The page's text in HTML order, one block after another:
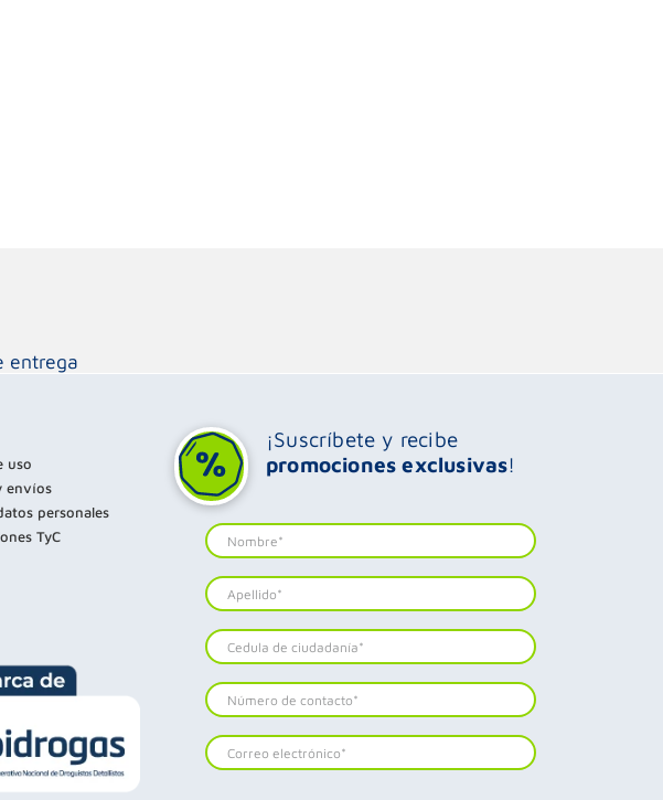
entrega
uso
envíos
personales
TyC
¡Suscríbete y recibe
promociones exclusivas!